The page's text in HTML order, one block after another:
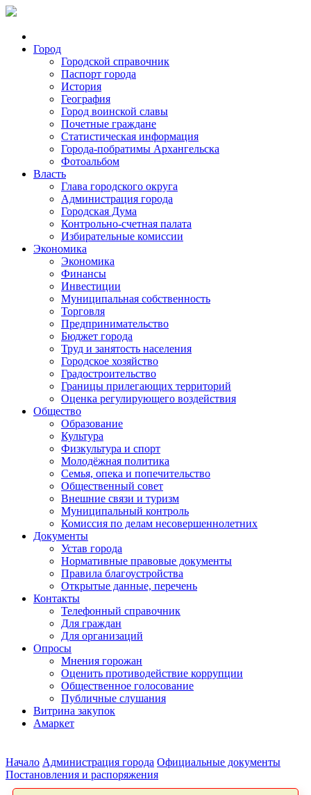
Город
Городской справочник
Паспорт города
История
География
Город воинской славы
Почетные граждане
Статистическая информация
Города-побратимы Архангельска
Фотоальбом
Власть
Глава городского округа
Администрация города
Городская Дума
Контрольно-счетная палата
Избирательные комиссии
Экономика
Экономика
Финансы
Инвестиции
Муниципальная собственность
Торговля
Предпринимательство
Бюджет города
Труд и занятость населения
Городское хозяйство
Градостроительство
Границы прилегающих территорий
Оценка регулирующего воздействия
Общество
Образование
Культура
Физкультура и спорт
Молодёжная политика
Семья, опека и попечительство
Общественный совет
Внешние связи и туризм
Муниципальный контроль
Комиссия по делам несовершеннолетних
Документы
Устав города
Нормативные правовые документы
Правила благоустройства
Открытые данные, перечень
Контакты
Телефонный справочник
Для граждан
Для организаций
Опросы
Мнения горожан
Оценить противодействие коррупции
Общественное голосование
Публичные слушания
Витрина закупок
Амаркет
Начало Администрация города Официальные документы
Постановления и распоряжения